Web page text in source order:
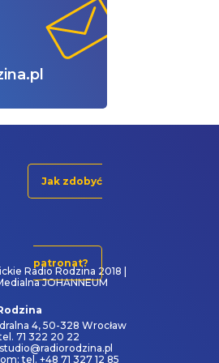
Jak zdobyć
patronat?
Radio Rodzina 2018 |
JOHANNEUM
4, 50-328 Wrocław
71 322 20 22
tel. +48 71 327 12 85